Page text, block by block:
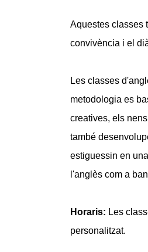
Aquestes classes
convivència i el
Les classes
metodologia es
creatives, els
també
estiguessin en
l'anglès com a
Horaris: Les
personalitzat.